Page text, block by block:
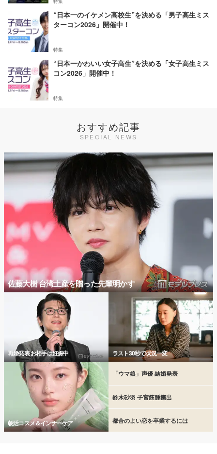
“日本一のイケメン高校生”を決める「男子高生ミス
ターコン2026」開催中！
特集
“日本一かわいい女子高生”を決める「女子高生ミス
コン2026」開催中！
特集
おすすめ記事
SPECIAL NEWS
佐藤大樹 台湾土産を贈った先輩明かす
再婚発表 お相手は妊娠中 ラスト30秒で状況一変
朝活コスメ＆インナーケア
「ウマ娘」声優 結婚発表
鈴木砂羽 子宮筋腫摘出
都合のよい恋を卒業するには